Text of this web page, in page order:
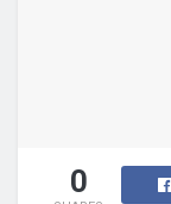
0